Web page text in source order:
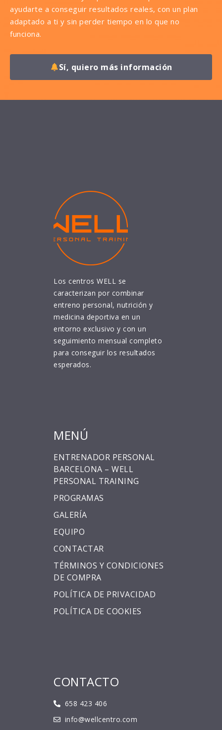
ayudarte a conseguir resultados reales, con un plan
adaptado a ti y sin perder tiempo en lo que no
funciona.
Sí, quiero más información
Los centros WELL se
caracterizan por combinar
entreno personal, nutrición y
medicina deportiva en un
entorno exclusivo y con un
seguimiento mensual completo
para conseguir los resultados
esperados.
MENÚ
ENTRENADOR PERSONAL
BARCELONA – WELL
PERSONAL TRAINING
PROGRAMAS
GALERÍA
EQUIPO
CONTACTAR
TÉRMINOS Y CONDICIONES
DE COMPRA
POLÍTICA DE PRIVACIDAD
POLÍTICA DE COOKIES
CONTACTO
658 423 406
info@wellcentro.com